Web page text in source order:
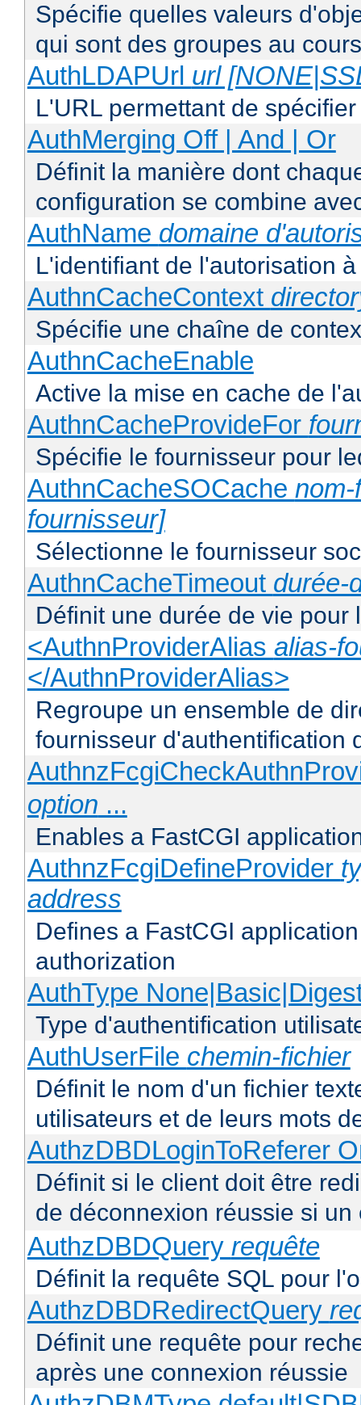
Spécifie quelles valeurs
qui sont des groupes au
AuthLDAPUrl url
L'URL permettant de
AuthMerging Off | And | Or
Définit la manière dont
configuration se combine
AuthName domaine
L'identifiant de l'autorisation
AuthnCacheContext
Spécifie une chaîne de
AuthnCacheEnable
Active la mise en cache de
AuthnCacheProvideFor
Spécifie le fournisseur pour
AuthnCacheSOCache
fournisseur]
Sélectionne le fournisseur
AuthnCacheTimeout durée-
Définit une durée de vie pour
<AuthnProviderAlias alias-
</AuthnProviderAlias>
Regroupe un ensemble de
fournisseur d'authentification
option ...
Enables a FastCGI
AuthnzFcgiDefineProvider
address
Defines a FastCGI
authorization
AuthType
Type d'authentification
AuthUserFile chemin-fichier
Définit le nom d'un fichier
utilisateurs et de leurs mots
AuthzDBDLoginToReferer
Définit si le client doit être
de déconnexion réussie si
AuthzDBDQuery requête
Définit la requête SQL pour
AuthzDBDRedirectQuery
Définit une requête pour
après une connexion réussie